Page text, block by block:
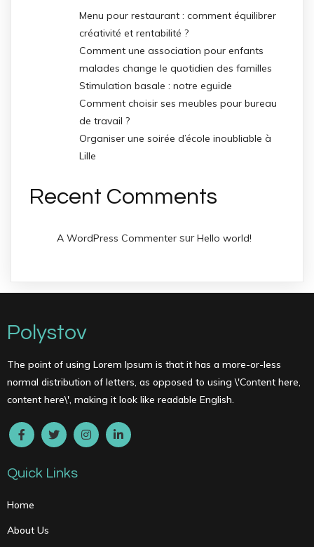
Menu pour restaurant : comment équilibrer
créativité et rentabilité ?
Comment une association pour enfants
malades change le quotidien des familles
Stimulation basale : notre eguide
Comment choisir ses meubles pour bureau
de travail ?
Organiser une soirée d’école inoubliable à
Lille
Recent Comments
A WordPress Commenter surHello world!
Polystov
The point of using Lorem Ipsum is that it has a more-or-less
normal distribution of letters, as opposed to using \'Content here,
content here\', making it look like readable English.
Quick Links
Home
About Us